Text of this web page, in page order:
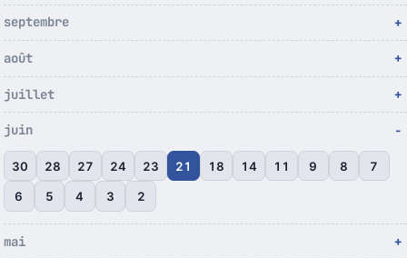
septembre
août
juillet
juin
30 28 27 24 23 21 18 14 11 9 8 7
6 5 4 3 2
mai